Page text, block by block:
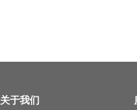
关于我们